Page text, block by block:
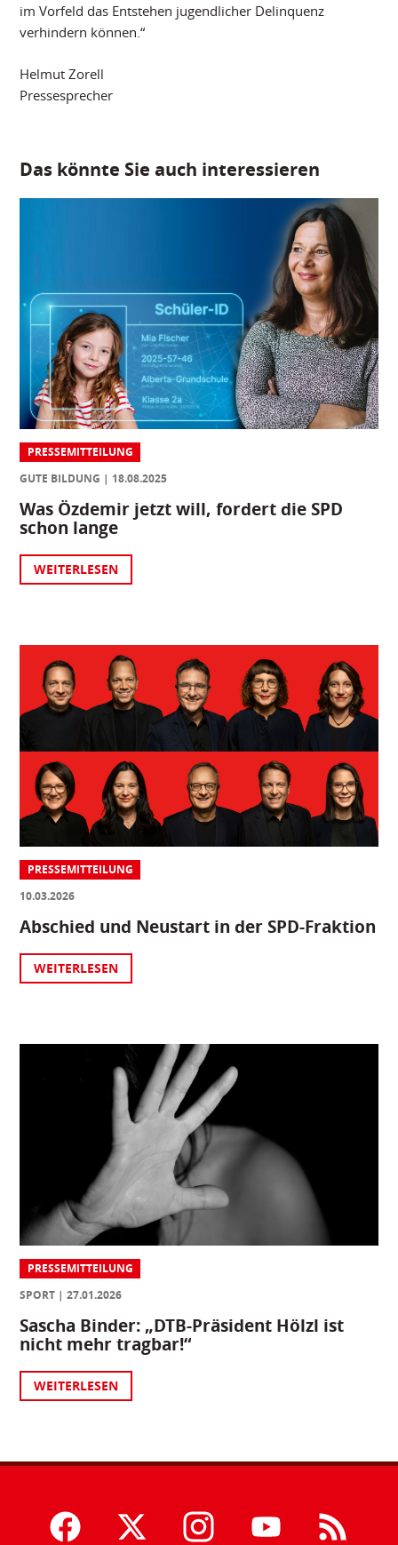
im Vorfeld das Entstehen jugendlicher Delinquenz
verhindern können.“
Helmut Zorell
Pressesprecher
Das könnte Sie auch interessieren
PRESSEMITTEILUNG
GUTE BILDUNG
18.08.2025
Was Özdemir jetzt will, fordert die SPD
schon lange
WEITERLESEN
PRESSEMITTEILUNG
10.03.2026
Abschied und Neustart in der SPD-Fraktion
WEITERLESEN
PRESSEMITTEILUNG
SPORT
27.01.2026
Sascha Binder: „DTB-Präsident Hölzl ist
nicht mehr tragbar!“
WEITERLESEN